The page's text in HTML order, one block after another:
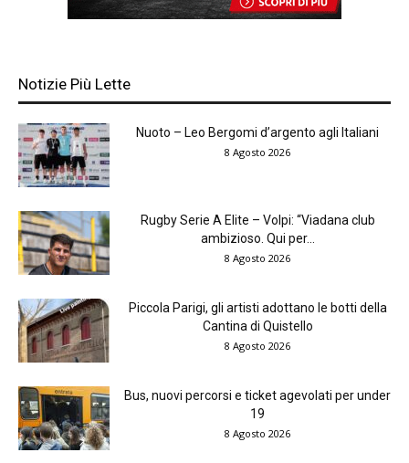
Notizie Più Lette
Nuoto – Leo Bergomi d’argento agli Italiani
8 Agosto 2026
Rugby Serie A Elite – Volpi: “Viadana club
ambizioso. Qui per...
8 Agosto 2026
Piccola Parigi, gli artisti adottano le botti della
Cantina di Quistello
8 Agosto 2026
Bus, nuovi percorsi e ticket agevolati per under
19
8 Agosto 2026